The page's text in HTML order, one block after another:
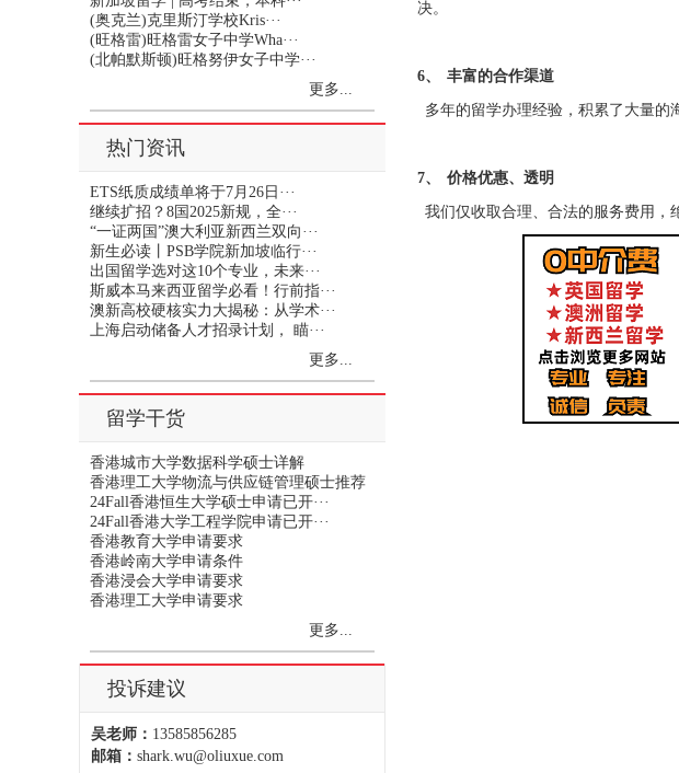
(奥克兰)克里斯汀学校Kris···
(旺格雷)旺格雷女子中学Wha···
(北帕默斯顿)旺格努伊女子中学···
更多...
热门资讯
ETS纸质成绩单将于7月26日···
继续扩招？8国2025新规，全···
“一证两国”澳大利亚新西兰双向···
新生必读丨PSB学院新加坡临行···
出国留学选对这10个专业，未来···
斯威本马来西亚留学必看！行前指···
澳新高校硬核实力大揭秘：从学术···
上海启动储备人才招录计划， 瞄···
更多...
留学干货
香港城市大学数据科学硕士详解
香港理工大学物流与供应链管理硕士推荐
24Fall香港恒生大学硕士申请已开···
24Fall香港大学工程学院申请已开···
香港教育大学申请要求
香港岭南大学申请条件
香港浸会大学申请要求
香港理工大学申请要求
更多...
投诉建议
吴老师： 13585856285
邮箱： shark.wu@oliuxue.com
决。
6、 丰富的合作渠道
多年的留学办理经验，积累了大量的
7、 价格优惠、透明
我们仅收取合理、合法的服务费用，